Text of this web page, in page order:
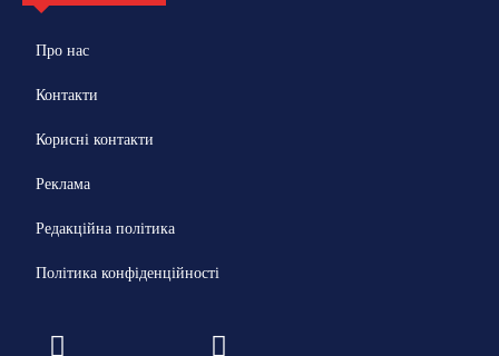
Про нас
Контакти
Корисні контакти
Реклама
Редакційна політика
Політика конфіденційності